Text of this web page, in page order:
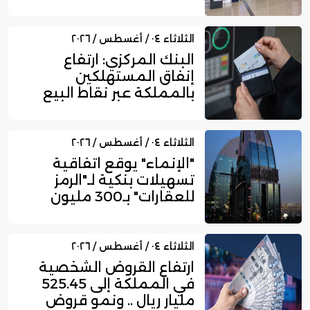
الثلاثاء ٠٤ / أغسطس / ٢٠٢٦
البنك المركزي: ارتفاع
إنفاق المستهلكين
بالمملكة عبر نقاط البيع
الثلاثاء ٠٤ / أغسطس / ٢٠٢٦
"الإنماء" يوقع اتفاقية
تسهيلات بنكية لـ"الرمز
للعقارات" بـ300 مليون
الثلاثاء ٠٤ / أغسطس / ٢٠٢٦
ارتفاع القروض الشخصية
في المملكة إلى 525.45
مليار ريال .. ونمو قروض